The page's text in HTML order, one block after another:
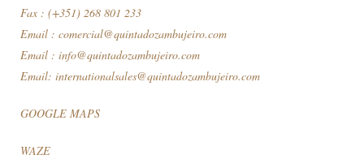
Fax : (+351) 268 801 233
Email : comercial@quintadozambujeiro.com
Email : info@quintadozambujeiro.com
Email: internationalsales@quintadozambujeiro.com
GOOGLE MAPS
WAZE